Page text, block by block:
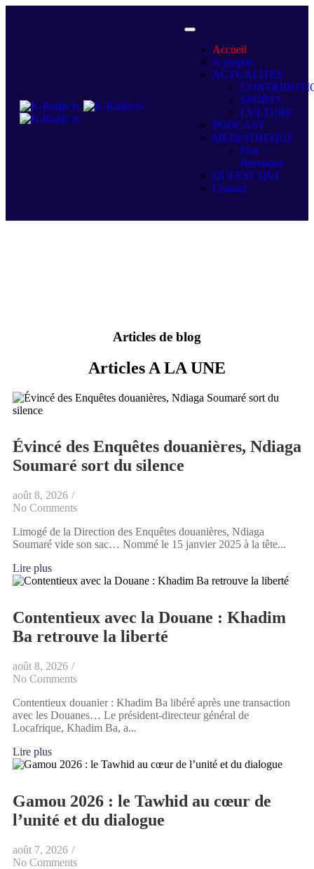
Accueil
A propos
ACTUALITES
SPORTS
CULTURE
PODCAST
MEDIATHEQUE
Nos
émissions
QUI EST QUI
Contact
Articles de blog
Articles A LA UNE
Évincé des Enquêtes douanières, Ndiaga
Soumaré sort du silence
août 8, 2026 /
No Comments
Limogé de la Direction des Enquêtes douanières, Ndiaga
Soumaré vide son sac… Nommé le 15 janvier 2025 à la tête...
Lire plus
Contentieux avec la Douane : Khadim
Ba retrouve la liberté
août 8, 2026 /
No Comments
Contentieux douanier : Khadim Ba libéré après une transaction
avec les Douanes… Le président-directeur général de
Locafrique, Khadim Ba, a...
Lire plus
Gamou 2026 : le Tawhid au cœur de
l’unité et du dialogue
août 7, 2026 /
No Comments